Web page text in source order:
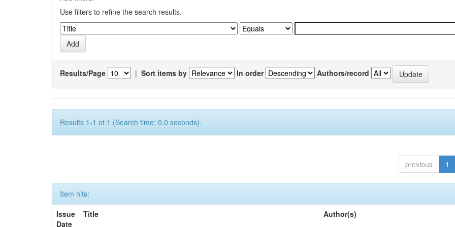
Use filters to refine the search results.
Results/Page | Sort items by In order Authors/record
Results 1-1 of 1 (Search time: 0.0 seconds).
previous 1
Item hits:
Issue
Date
Title Author(s)